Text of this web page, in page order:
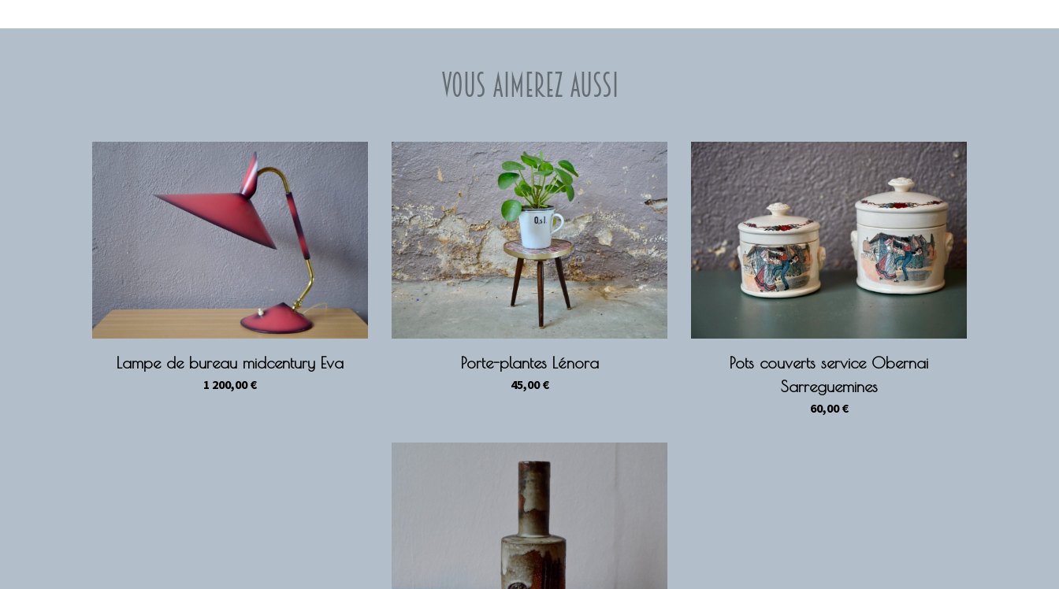
Vous aimerez aussi
Lampe de bureau midcentury Eva
1 200,00€
Porte-plantes Lénora
45,00€
Pots couverts service Obernai
Sarreguemines
60,00€